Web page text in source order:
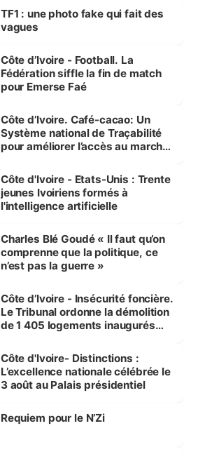
sur la scène internationale »
TF1 : une photo fake qui fait des
vagues
Côte d’Ivoire - Football. La
Fédération siffle la fin de match
pour Emerse Faé
Côte d’Ivoire. Café-cacao: Un
Système national de Traçabilité
pour améliorer l’accès au marché
Côte d'Ivoire - Etats-Unis : Trente
jeunes Ivoiriens formés à
l'intelligence artificielle
Charles Blé Goudé « Il faut qu’on
comprenne que la politique, ce
n’est pas la guerre »
Côte d’Ivoire - Insécurité foncière.
Le Tribunal ordonne la démolition
de 1 405 logements inaugurés
Bassam
Côte d'Ivoire- Distinctions :
L’excellence nationale célébrée le
3 août au Palais présidentiel
Requiem pour le N’Zi